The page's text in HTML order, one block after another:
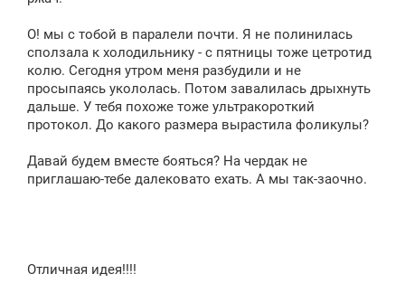
О! мы с тобой в паралели почти. Я не полинилась
сползала к холодильнику - с пятницы тоже цетротид
колю. Сегодня утром меня разбудили и не
просыпаясь укололась. Потом завалилась дрыхнуть
дальше. У тебя похоже тоже ультракороткий
протокол. До какого размера вырастила фоликулы?
Давай будем вместе бояться? На чердак не
приглашаю-тебе далековато ехать. А мы так-заочно.
Отличная идея!!!!